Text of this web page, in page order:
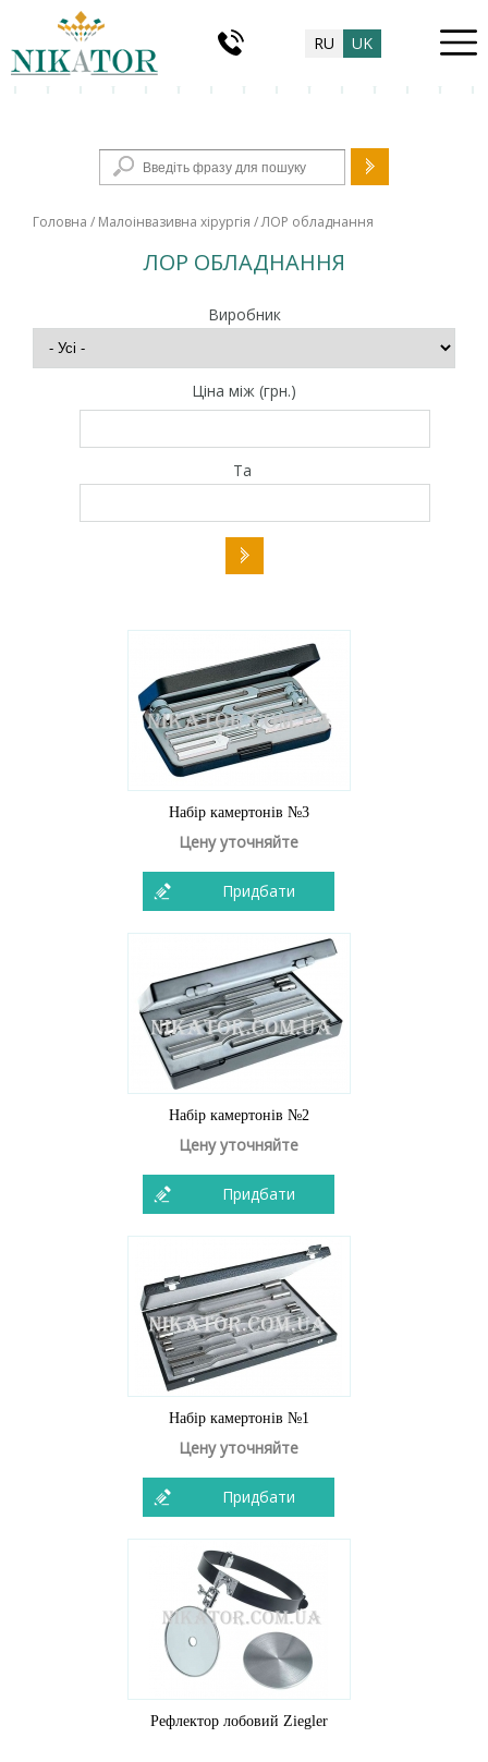
RU UK
Пошукова форма
Головна / Малоінвазивна хірургія / ЛОР обладнання
ЛОР ОБЛАДНАННЯ
Виробник
Ціна між (грн.)
Та
Набір камертонів №3
Цену уточняйте
Придбати
Набір камертонів №2
Цену уточняйте
Придбати
Набір камертонів №1
Цену уточняйте
Придбати
Рефлектор лобовий Ziegler